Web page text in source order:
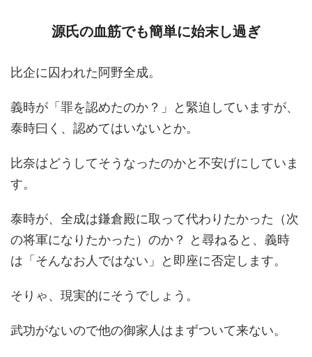
源氏の血筋でも簡単に始末し過ぎ
比企に囚われた阿野全成。
義時が「罪を認めたのか？」と緊迫していますが、
泰時曰く、認めてはいないとか。
比奈はどうしてそうなったのかと不安げにしていま
す。
泰時が、全成は鎌倉殿に取って代わりたかった（次
の将軍になりたかった）のか？ と尋ねると、義時
は「そんなお人ではない」と即座に否定します。
そりゃ、現実的にそうでしょう。
武功がないので他の御家人はまずついて来ない。